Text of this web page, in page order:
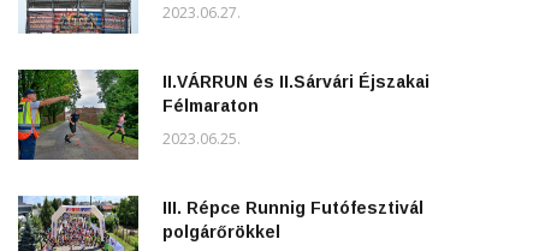
2023.06.27.
II.VÁRRUN és II.Sárvári Éjszakai
Félmaraton
2023.06.25.
III. Répce Runnig Futófesztivál
polgárőrökkel